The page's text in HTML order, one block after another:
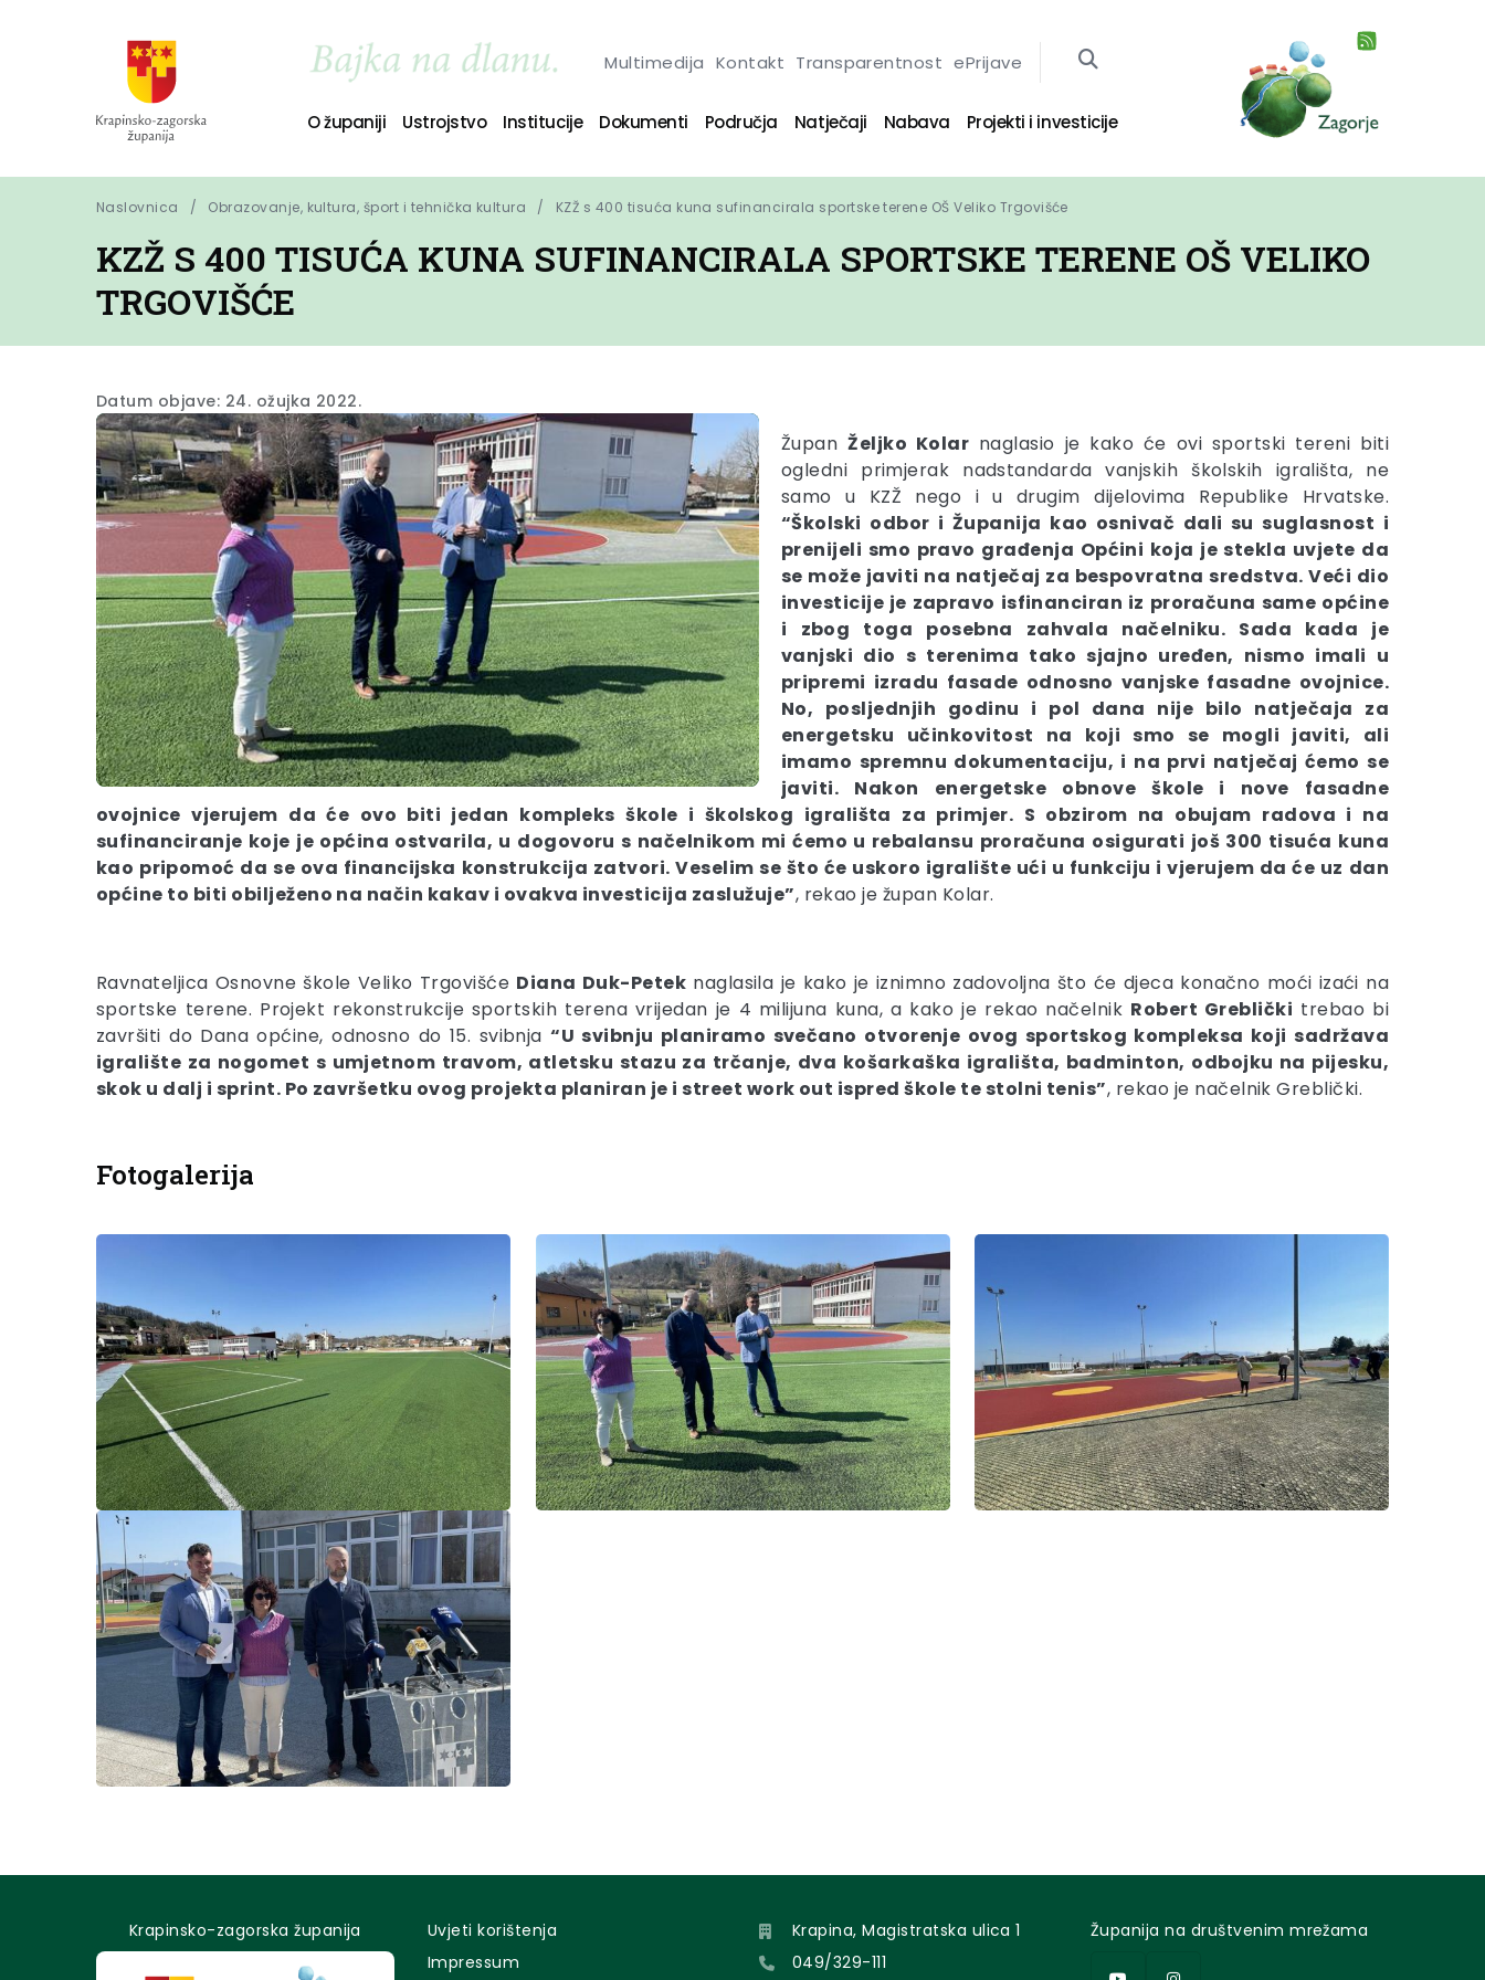
Multimedija Kontakt Transparentnost ePrijave
O županiji Ustrojstvo Institucije Dokumenti Područja Natječaji Nabava Projekti i investicije
Naslovnica Obrazovanje, kultura, šport i tehnička kultura KZŽ s 400 tisuća kuna sufinancirala sportske terene OŠ Veliko Trgovišće
KZŽ S 400 TISUĆA KUNA SUFINANCIRALA SPORTSKE TERENE OŠ VELIKO
TRGOVIŠĆE
Datum objave: 24. ožujka 2022.
ŽupanŽeljko Kolar naglasio je kako će ovi sportski tereni biti
ogledni primjerak nadstandarda vanjskih školskih igrališta, ne
samo u KZŽ nego i u drugim dijelovima Republike Hrvatske.
“Školski odbor i Županija kao osnivač dali su suglasnost i
prenijeli smo pravo građenja Općini koja je stekla uvjete da
se može javiti na natječaj za bespovratna sredstva. Veći dio
investicije je zapravo isfinanciran iz proračuna same općine
i zbog toga posebna zahvala načelniku. Sada kada je
vanjski dio s terenima tako sjajno uređen, nismo imali u
pripremi izradu fasade odnosno vanjske fasadne ovojnice.
No, posljednjih godinu i pol dana nije bilo natječaja za
energetsku učinkovitost na koji smo se mogli javiti, ali
imamo spremnu dokumentaciju, i na prvi natječaj ćemo se
javiti. Nakon energetske obnove škole i nove fasadne
ovojnice vjerujem da će ovo biti jedan kompleks škole i školskog igrališta za primjer. S obzirom na obujam radova i na
sufinanciranje koje je općina ostvarila, u dogovoru s načelnikom mi ćemo u rebalansu proračuna osigurati još 300 tisuća kuna
kao pripomoć da se ova financijska konstrukcija zatvori. Veselim se što će uskoro igralište ući u funkciju i vjerujem da će uz dan
općine to biti obilježeno na način kakav i ovakva investicija zaslužuje”, rekao je župan Kolar.
Ravnateljica Osnovne škole Veliko Trgovišće Diana Duk-Petek naglasila je kako je iznimno zadovoljna što će djeca konačno moći izaći na
sportske terene. Projekt rekonstrukcije sportskih terena vrijedan je 4 milijuna kuna, a kako je rekao načelnik Robert Greblički trebao bi
završiti do Dana općine, odnosno do 15. svibnja“U svibnju planiramo svečano otvorenje ovog sportskog kompleksa koji sadržava
igralište za nogomet s umjetnom travom, atletsku stazu za trčanje, dva košarkaška igrališta, badminton, odbojku na pijesku,
skok u dalj i sprint. Po završetku ovog projekta planiran je i street work out ispred škole te stolni tenis”, rekao je načelnik Greblički.
Fotogalerija
Krapinsko-zagorska županija
Uvjeti korištenja
Impressum
Krapina, Magistratska ulica 1
049/329-111
Županija na društvenim mrežama